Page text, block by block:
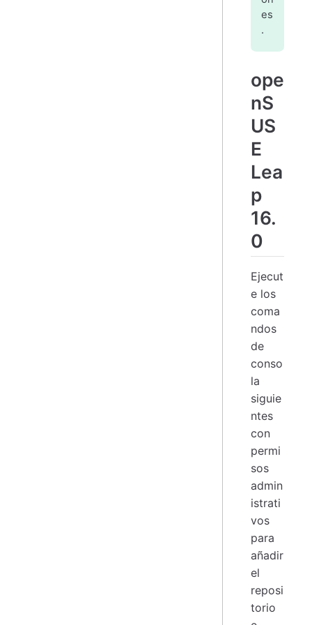
es
.
ope
nS
US
E
Lea
p
16.
0
Ejecut
e los
coma
ndos
de
conso
la
siguie
ntes
con
permi
sos
admin
istrati
vos
para
añadir
el
reposi
torio